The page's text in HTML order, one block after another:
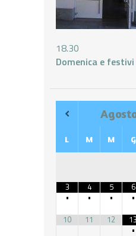
18.30
Domenica e
L M M G
3
•
4
•
5
•
6
•
10 11 12
13
•